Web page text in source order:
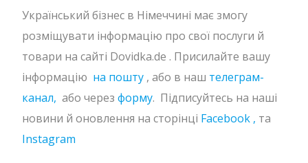
Український бізнес в Німеччині має змогу
розміщувати інформацію про свої послуги й
товари на сайті Dovidka.de . Присилайте вашу
інформацію на пошту , або в наш телеграм-
канал, або через форму. Підписуйтесь на наші
новини й оновлення на сторінці Facebook , та
Instagram